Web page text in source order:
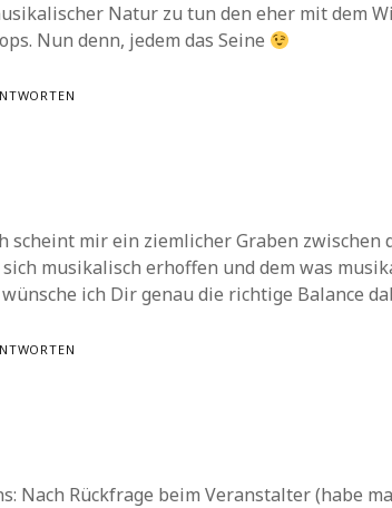
Natur zu tun den eher mit dem
Nun denn, jedem das Seine
scheint mir ein ziemlicher Graben zwischen
sich musikalisch erhoffen und dem was
ich Dir genau die richtige Balance
Nach Rückfrage beim Veranstalter (habe